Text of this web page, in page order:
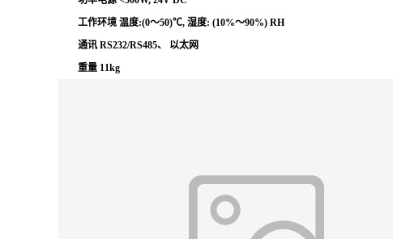
工作环境 温度:(0～50)℃, 湿度: (10%～90%) RH
通讯 RS232/RS485、 以太网
重量 11kg